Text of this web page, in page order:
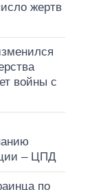
жертв
войны с
– ЦПД
по